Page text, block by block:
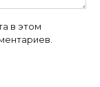
в этом